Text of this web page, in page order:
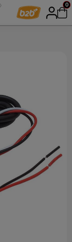
0